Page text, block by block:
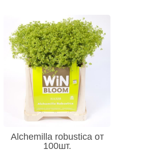
Alchemilla robustica от
100шт.